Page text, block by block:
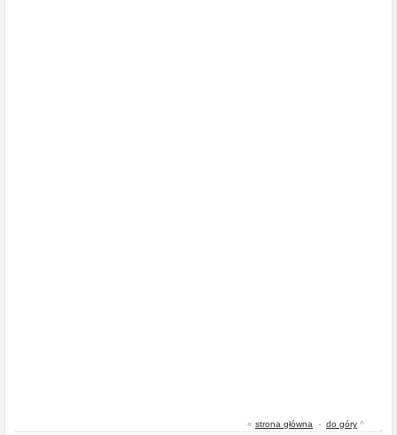
« strona główna - do góry ^